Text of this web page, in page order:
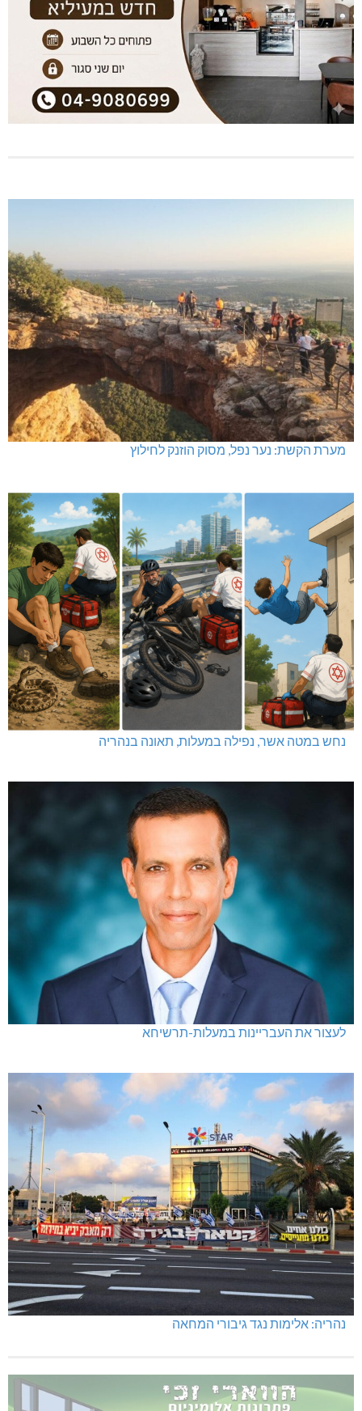
מערת הקשת: נער נפל, מסוק הוזנק לחילוץ
נחש במטה אשר, נפילה במעלות, תאונה בנהריה
לעצור את העבריינות במעלות-תרשיחא
נהריה: אלימות נגד גיבורי המחאה